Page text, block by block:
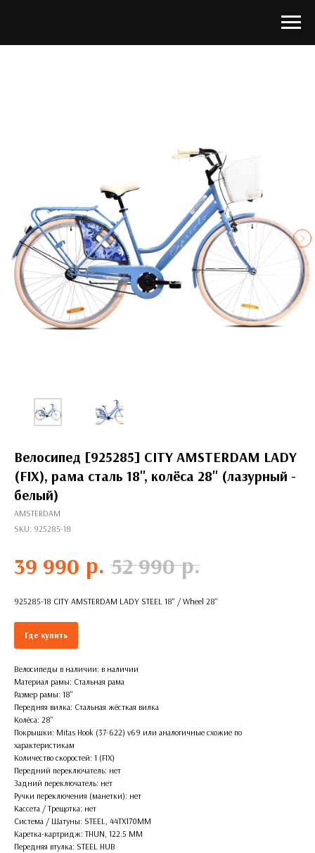
Велосипед [925285] CITY AMSTERDAM LADY
(FIX), рама сталь 18'', колёса 28'' (лазурный -
белый)
AMSTERDAM
SKU: 925285-18
39 990 р. 52 990 р.
925285-18 CITY AMSTERDAM LADY STEEL 18'' / Wheel 28''
Где купить
Велосипеды в наличии: в наличии
Материал рамы: Стальная рама
Размер рамы: 18''
Передняя вилка: Стальная жёсткая вилка
Колёса: 28''
Покрышки: Mitas Hook (37-622) v69 или аналогичные схожие по
характеристикам
Количество скоростей: 1 (FIX)
Передний переключатель: нет
Задний переключатель: нет
Ручки переключения (манетки): нет
Кассета / Трещотка: нет
Система / Шатуны: STEEL, 44TX170MM
Каретка-картридж: THUN, 122.5 MM
Передняя втулка: STEEL HUB